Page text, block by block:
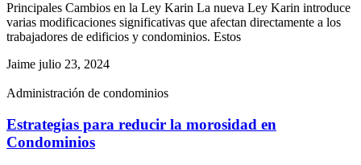
Principales Cambios en la Ley Karin La nueva Ley Karin introduce
varias modificaciones significativas que afectan directamente a los
trabajadores de edificios y condominios. Estos
Jaime julio 23, 2024
Administración de condominios
Estrategias para reducir la morosidad en
Condominios